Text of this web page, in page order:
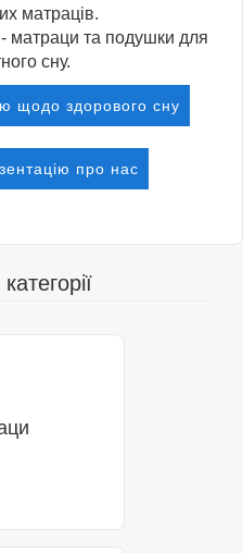
матраців.
- матраци та подушки для
сну.
щодо здорового сну
про наc